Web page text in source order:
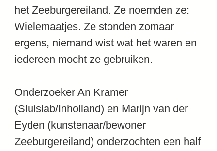
het Zeeburgereiland. Ze noemden ze:
Wielemaatjes. Ze stonden zomaar
ergens, niemand wist wat het waren en
iedereen mocht ze gebruiken.
Onderzoeker An Kramer
(Sluislab/Inholland) en Marijn van der
Eyden (kunstenaar/bewoner
Zeeburgereiland) onderzochten een half